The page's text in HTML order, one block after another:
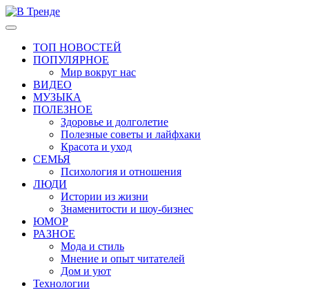
Перейти
к
Основное
ТОП НОВОСТЕЙ
ПОПУЛЯРНОЕ
Мир вокруг нас
ВИДЕО
МУЗЫКА
ПОЛЕЗНОЕ
Здоровье и долголетие
Полезные советы и лайфхаки
Красота и уход
СЕМЬЯ
Психология и отношения
ЛЮДИ
Истории из жизни
Знаменитости и шоу-бизнес
ЮМОР
РАЗНОЕ
Мода и стиль
Мнение и опыт читателей
Дом и уют
Технологии